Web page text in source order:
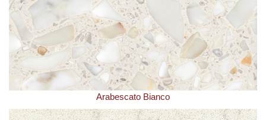
Arabescato Bianco